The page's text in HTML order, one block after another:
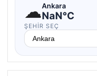
☁Ankara
NaN°C
ŞEHIR SEÇ